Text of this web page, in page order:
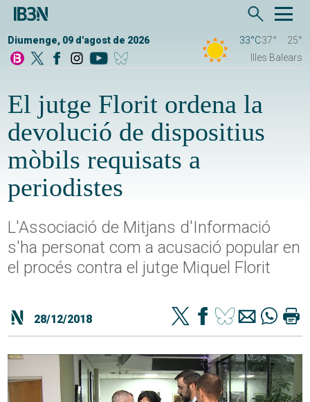
Diumenge, 09 d'agost de 2026 33°C37°
25°
Illes Balears
El jutge Florit ordena la
devolució de dispositius
mòbils requisats a
periodistes
L'Associació de Mitjans d'Informació
s'ha personat com a acusació popular en
el procés contra el jutge Miquel Florit
28/12/2018